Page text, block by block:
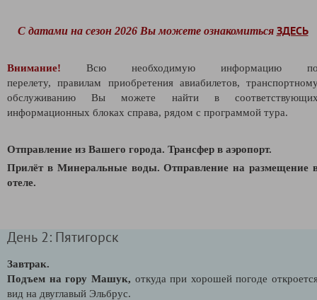
С датами на сезон 2026 Вы можете ознакомиться ЗДЕСЬ
Внимание!
Всю необходимую информацию
перелету,правилам приобретения авиабилетов,
обслуживанию Вы можете найти в
информационных блоках справа, рядом с программой тура.
Отправление из Вашего города. Трансфер в аэропорт.
Прилёт в Минеральные воды. Отправление на размещение
отеле.
День 2: Пятигорск
Завтрак.
Подъем на гору Машук, откуда при хорошей погоде
вид на двуглавый Эльбрус.